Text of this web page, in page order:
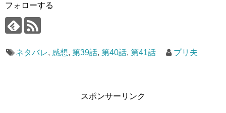
スポンサーリンク
フォローする
ネタバレ, 感想, 第39話, 第40話, 第41話 プリ夫
スポンサーリンク